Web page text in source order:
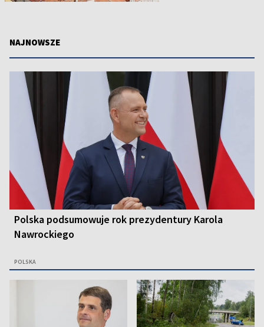
NAJNOWSZE
Polska podsumowuje rok prezydentury Karola
Nawrockiego
POLSKA